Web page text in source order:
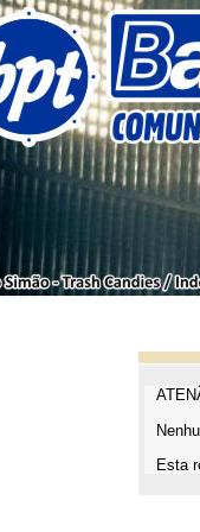
Esta